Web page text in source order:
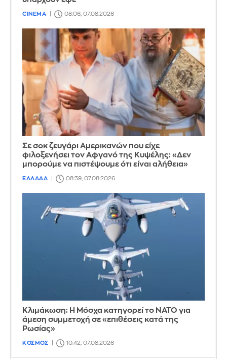
CINEMA 08:06, 07.08.2026
Σε σοκ ζευγάρι Αμερικανών που είχε
φιλοξενήσει τον Αφγανό της Κυψέλης: «Δεν
μπορούμε να πιστέψουμε ότι είναι αλήθεια»
ΕΛΛΑΔΑ 08:39, 07.08.2026
Κλιμάκωση: Η Μόσχα κατηγορεί το ΝΑΤΟ για
άμεση συμμετοχή σε «επιθέσεις κατά της
Ρωσίας»
ΚΟΣΜΟΣ 10:42, 07.08.2026